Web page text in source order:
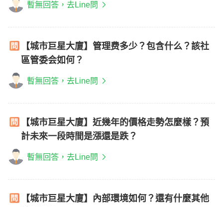
暫無回答，去Line問
【城市巨星大廈】管理费多少？包含什么？該社
區管委会如何？
暫無回答，去Line問
【城市巨星大廈】近幾年的價格走勢怎麼樣？預
計未來一段時間是漲還是跌？
暫無回答，去Line問
【城市巨星大廈】內部環境如何？還有什麼其他